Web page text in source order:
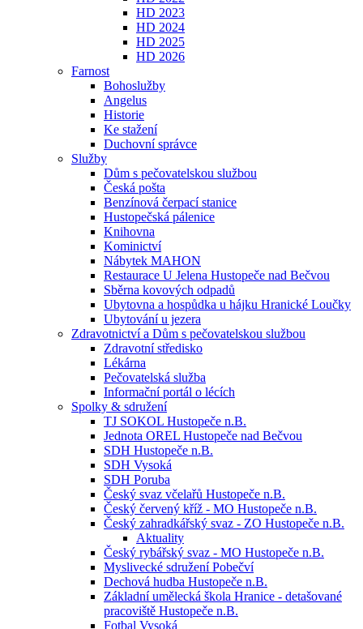
HD 2023
HD 2024
HD 2025
HD 2026
Farnost
Bohoslužby
Angelus
Historie
Ke stažení
Duchovní správce
Služby
Dům s pečovatelskou službou
Česká pošta
Benzínová čerpací stanice
Hustopečská pálenice
Knihovna
Kominictví
Nábytek MAHON
Restaurace U Jelena Hustopeče nad Bečvou
Sběrna kovových odpadů
Ubytovna a hospůdka u hájku Hranické Loučky
Ubytování u jezera
Zdravotnictví a Dům s pečovatelskou službou
Zdravotní středisko
Lékárna
Pečovatelská služba
Informační portál o lécích
Spolky & sdružení
TJ SOKOL Hustopeče n.B.
Jednota OREL Hustopeče nad Bečvou
SDH Hustopeče n.B.
SDH Vysoká
SDH Poruba
Český svaz včelařů Hustopeče n.B.
Český červený kříž - MO Hustopeče n.B.
Český zahradkářský svaz - ZO Hustopeče n.B.
Aktuality
Český rybářský svaz - MO Hustopeče n.B.
Myslivecké sdružení Pobečví
Dechová hudba Hustopeče n.B.
Základní umělecká škola Hranice - detašované
pracoviště Hustopeče n.B.
Fotbal Vysoká